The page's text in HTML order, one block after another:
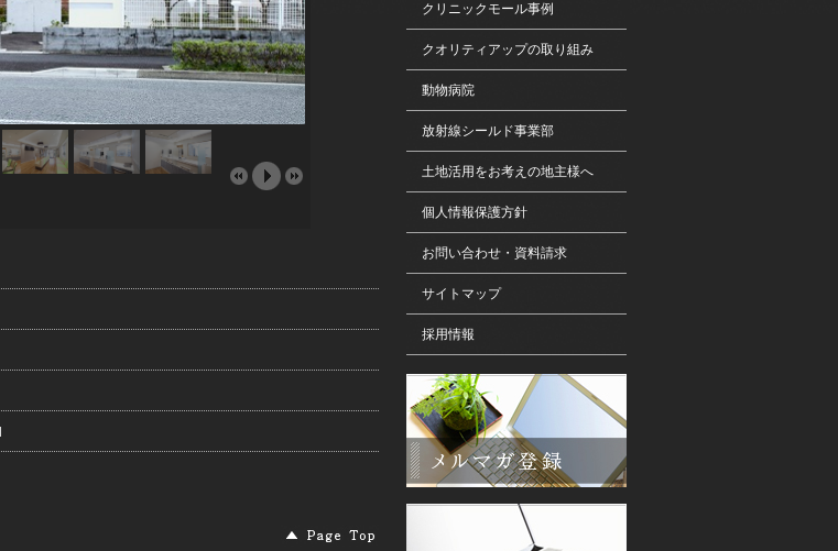
クリニックモール事例
クオリティアップの取り組み
動物病院
放射線シールド事業部
土地活用をお考えの地主様へ
個人情報保護方針
お問い合わせ・資料請求
サイトマップ
採用情報